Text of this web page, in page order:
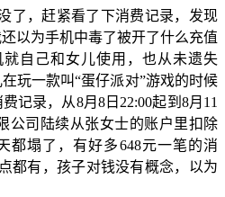
了，赶紧看了下消费记录，发现
以为手机中毒了被开了什么充值
自己和女儿使用，也从未遗失
玩一款叫“蛋仔派对”游戏的时候
记录，从8月8日22:00起到8月11
公司陆续从张女士的账户里扣除
都塌了，有好多648元一笔的消
都有，孩子对钱没有概念，以为